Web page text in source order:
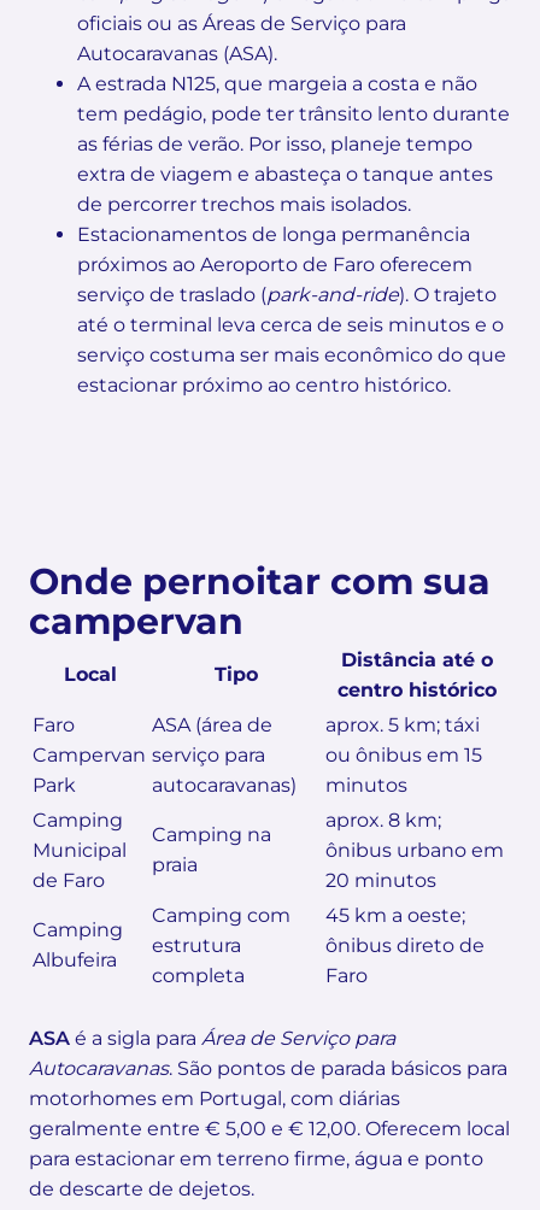
oficiais ou as Áreas de Serviço para
Autocaravanas (ASA).
A estrada N125, que margeia a costa e não
tem pedágio, pode ter trânsito lento durante
as férias de verão. Por isso, planeje tempo
extra de viagem e abasteça o tanque antes
de percorrer trechos mais isolados.
Estacionamentos de longa permanência
próximos ao Aeroporto de Faro oferecem
serviço de traslado (park-and-ride). O trajeto
até o terminal leva cerca de seis minutos e o
serviço costuma ser mais econômico do que
estacionar próximo ao centro histórico.
Onde pernoitar com sua
campervan
Local Tipo
Distância até o
centro histórico
Faro
Campervan
Park
ASA (área de
serviço para
autocaravanas)
aprox. 5 km; táxi
ou ônibus em 15
minutos
Camping
Municipal
de Faro
Camping na
praia
aprox. 8 km;
ônibus urbano em
20 minutos
Camping
Albufeira
Camping com
estrutura
completa
45 km a oeste;
ônibus direto de
Faro
ASA é a sigla para Área de Serviço para
Autocaravanas. São pontos de parada básicos para
motorhomes em Portugal, com diárias
geralmente entre € 5,00 e € 12,00. Oferecem local
para estacionar em terreno firme, água e ponto
de descarte de dejetos.